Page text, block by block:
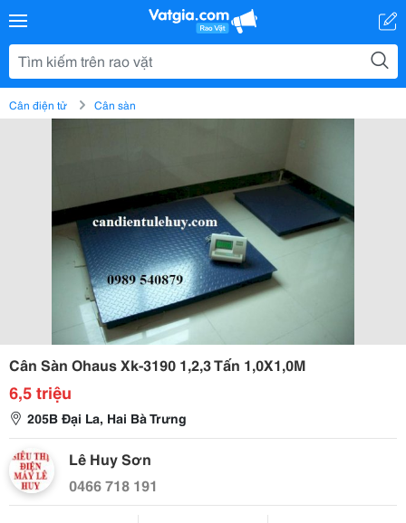
Cân điện tử Cân sàn
Cân Sàn Ohaus Xk-3190 1,2,3 Tấn 1,0X1,0M
6,5 triệu
205B Đại La, Hai Bà Trưng
Lê Huy Sơn
0466 718 191